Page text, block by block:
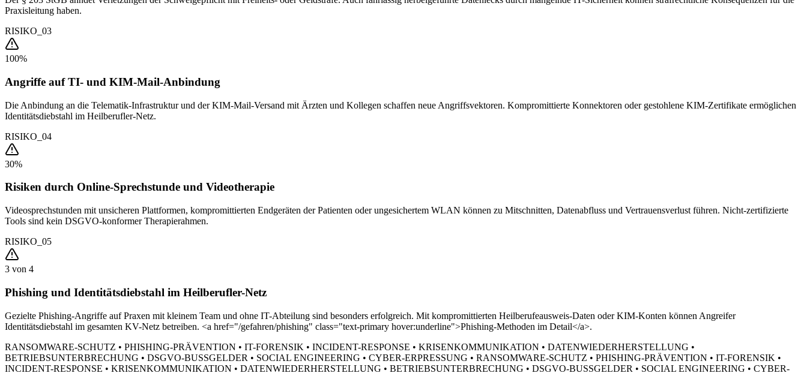
Praxisleitung haben.
RISIKO_03
100%
Angriffe auf TI- und KIM-Mail-Anbindung
Die Anbindung an die Telematik-Infrastruktur und der KIM-Mail-Versand mit Ärzten und Kollegen schaffen neue Angriffsvektoren. Kompromittierte Konnektoren oder gestohlene KIM-Zertifikate ermöglichen
Identitätsdiebstahl im Heilberufler-Netz.
RISIKO_04
30%
Risiken durch Online-Sprechstunde und Videotherapie
Videosprechstunden mit unsicheren Plattformen, kompromittierten Endgeräten der Patienten oder ungesichertem WLAN können zu Mitschnitten, Datenabfluss und Vertrauensverlust führen. Nicht-zertifizierte
Tools sind kein DSGVO-konformer Therapierahmen.
RISIKO_05
3 von 4
Phishing und Identitätsdiebstahl im Heilberufler-Netz
Gezielte Phishing-Angriffe auf Praxen mit kleinem Team und ohne IT-Abteilung sind besonders erfolgreich. Mit kompromittierten Heilberufeausweis-Daten oder KIM-Konten können Angreifer
Identitätsdiebstahl im gesamten KV-Netz betreiben. <a href="/gefahren/phishing" class="text-primary hover:underline">Phishing-Methoden im Detail</a>.
RANSOMWARE-SCHUTZ • PHISHING-PRÄVENTION • IT-FORENSIK • INCIDENT-RESPONSE • KRISENKOMMUNIKATION • DATENWIEDERHERSTELLUNG •
BETRIEBSUNTERBRECHUNG • DSGVO-BUSSGELDER • SOCIAL ENGINEERING • CYBER-ERPRESSUNG • RANSOMWARE-SCHUTZ • PHISHING-PRÄVENTION • IT-FORENSIK •
INCIDENT-RESPONSE • KRISENKOMMUNIKATION • DATENWIEDERHERSTELLUNG • BETRIEBSUNTERBRECHUNG • DSGVO-BUSSGELDER • SOCIAL ENGINEERING • CYBER-